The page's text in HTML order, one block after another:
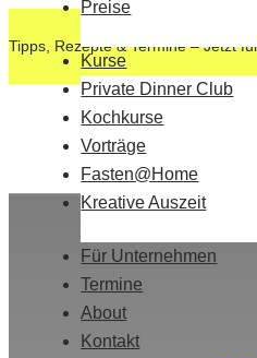
Tipps, Rezepte & Termine – Jetzt
Preise
Kurse
Private Dinner Club
Kochkurse
Vorträge
Fasten@Home
Kreative Auszeit
Für Unternehmen
Termine
About
Kontakt